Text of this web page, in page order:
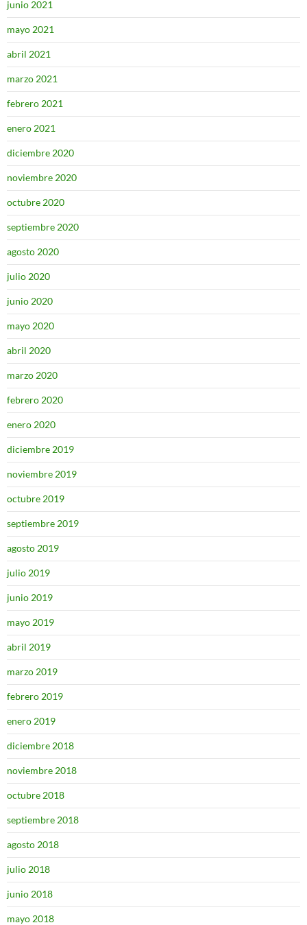
junio 2021
mayo 2021
abril 2021
marzo 2021
febrero 2021
enero 2021
diciembre 2020
noviembre 2020
octubre 2020
septiembre 2020
agosto 2020
julio 2020
junio 2020
mayo 2020
abril 2020
marzo 2020
febrero 2020
enero 2020
diciembre 2019
noviembre 2019
octubre 2019
septiembre 2019
agosto 2019
julio 2019
junio 2019
mayo 2019
abril 2019
marzo 2019
febrero 2019
enero 2019
diciembre 2018
noviembre 2018
octubre 2018
septiembre 2018
agosto 2018
julio 2018
junio 2018
mayo 2018